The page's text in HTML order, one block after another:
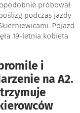
próbował
podczas jazdy
Pojazd
19-letnia kobieta
i
na A2.